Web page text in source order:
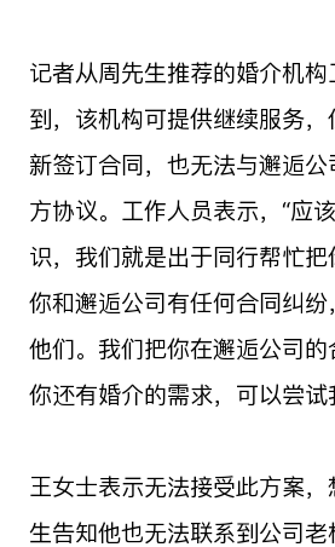
记者从周先生推荐的婚介机
到，该机构可提供继续服务
新签订合同，也无法与邂逅
方协议。工作人员表示，“应
识，我们就是出于同行帮忙把
你和邂逅公司有任何合同纠
他们。我们把你在邂逅公司
你还有婚介的需求，可以尝试
王女士表示无法接受此方案
生告知他也无法联系到公司